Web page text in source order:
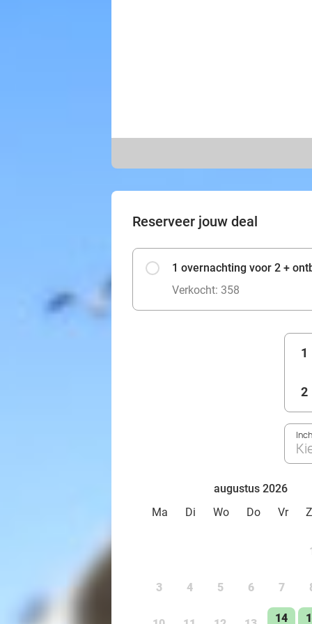
Reserveer jouw deal
1 overnachting voor 2 +
Verkocht: 358
1
2
augustus 2026
Ma
Di Wo Do Vr
3 4 5 6 7
14